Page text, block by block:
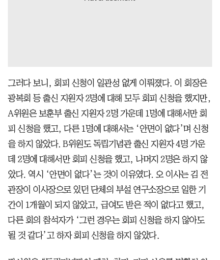
그러다 보니, 회피 신청이 일관성 없게 이뤄졌다. 이 회장은
광복회 등 출신 지원자 2명에 대해 모두 회피 신청을 했지만,
A위원은 보훈부 출신 지원자 2명 가운데 1명에 대해서만 회
피 신청을 했고, 다른 1명에 대해서는 ‘안면이 없다’며 신청
을 하지 않았다. B위원도 독립기념관 출신 지원자 4명 가운
데 2명에 대해서만 회피 신청을 했고, 나머지 2명은 하지 않
았다. 역시 ‘안면이 없다’는 것이 이유였다. 오 이사는 김 전
관장이 이사장으로 있던 단체의 부설 연구소장으로 일한 기
간이 1개월이 되지 않았고, 급여도 받은 적이 없다고 했고,
다른 회의 참석자가 ‘그런 경우는 회피 신청을 하지 않아도
될 것 같다’고 하자 회피 신청을 하지 않았다.